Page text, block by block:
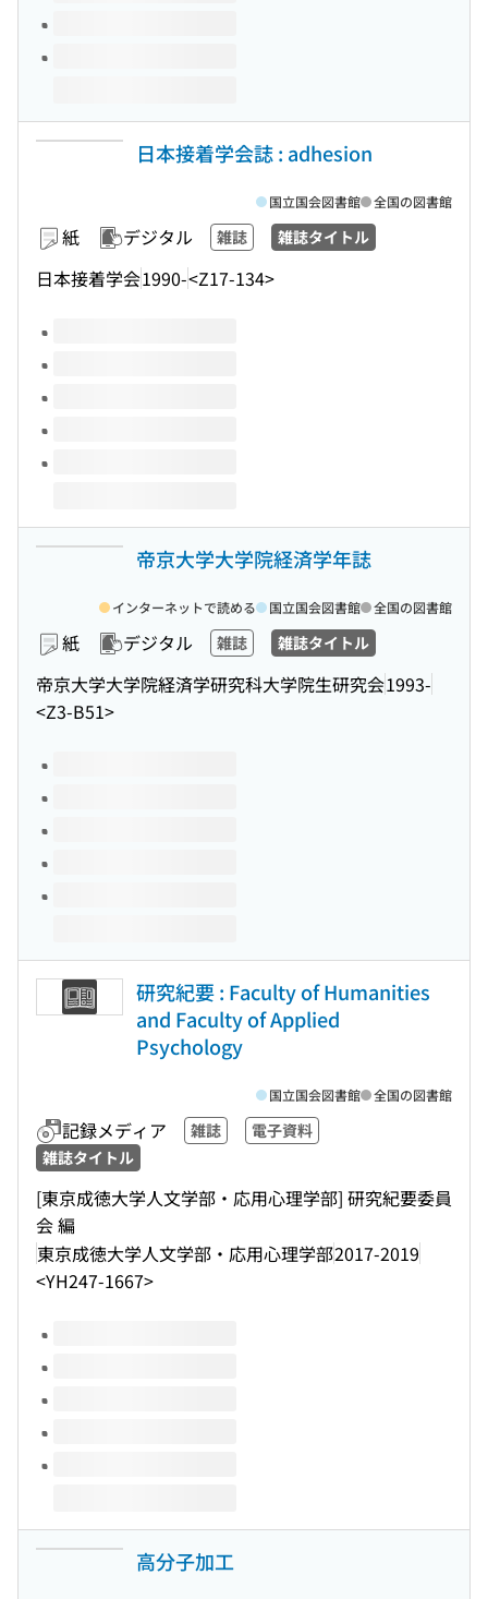
日本接着学会誌 : adhesion
紙 デジタル 雑誌 雑誌タイトル
日本接着学会1990-<Z17-134>
国立国会図書館 全国の図書館
このタイトルの巻号
帝京大学大学院経済学年誌
紙 デジタル 雑誌 雑誌タイトル
帝京大学大学院経済学研究科大学院生研究会1993-
<Z3-B51>
インターネットで読める 国立国会図書館 全国の図書館
このタイトルの巻号
研究紀要 : Faculty of Humanities
and Faculty of Applied
Psychology
記録メディア 雑誌
電子資料
雑誌タイトル
[東京成徳大学人文学部・応用心理学部] 研究紀要委員
会 編
東京成徳大学人文学部・応用心理学部2017-2019
<YH247-1667>
国立国会図書館 全国の図書館
このタイトルの巻号
高分子加工